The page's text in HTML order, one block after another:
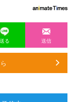
送る 送信